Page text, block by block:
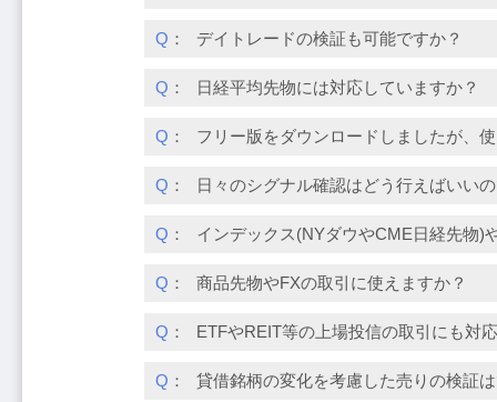
Q ： デイトレードの検証も可能ですか？
Q ： 日経平均先物には対応していますか？
Q ： フリー版をダウンロードしましたが、
Q ： 日々のシグナル確認はどう行えばいい
Q ： インデックス(NYダウやCME日経先物)
Q ： 商品先物やFXの取引に使えますか？
Q ： ETFやREIT等の上場投信の取引にも対
Q ： 貸借銘柄の変化を考慮した売りの検証